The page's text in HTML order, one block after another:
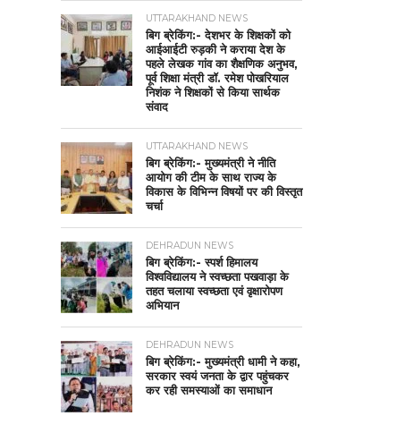
UTTARAKHAND NEWS
बिग ब्रेकिंग:- देशभर के शिक्षकों को
आईआईटी रुड़की ने कराया देश के
पहले लेखक गांव का शैक्षणिक अनुभव,
पूर्व शिक्षा मंत्री डॉ. रमेश पोखरियाल
निशंक ने शिक्षकों से किया सार्थक
संवाद
UTTARAKHAND NEWS
बिग ब्रेकिंग:- मुख्यमंत्री ने नीति
आयोग की टीम के साथ राज्य के
विकास के विभिन्न विषयों पर की विस्तृत
चर्चा
DEHRADUN NEWS
बिग ब्रेकिंग:- स्पर्श हिमालय
विश्वविद्यालय ने स्वच्छता पखवाड़ा के
तहत चलाया स्वच्छता एवं वृक्षारोपण
अभियान
DEHRADUN NEWS
बिग ब्रेकिंग:- मुख्यमंत्री धामी ने कहा,
सरकार स्वयं जनता के द्वार पहुंचकर
कर रही समस्याओं का समाधान